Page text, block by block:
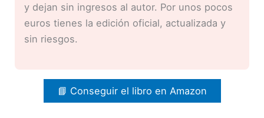
y dejan sin ingresos al autor. Por unos pocos
euros tienes la edición oficial, actualizada y
sin riesgos.
📘 Conseguir el libro en Amazon